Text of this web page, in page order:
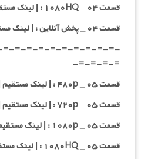
قسمت ۰۴ _ ۱۰۸۰HQ : | لینک مستقیم |
قسمت ۰۴ _ پخش آنلاین : | لینک مستقیم |
=-=-=-=-=-=-=-=-=-
=-=-=-=-
قسمت ۰۵ _ ۴۸۰p : | لینک مستقیم |
قسمت ۰۵ _ ۷۲۰p : | لینک مستقیم |
قسمت ۰۵ _ ۱۰۸۰p : | لینک مستقیم |
قسمت ۰۵ _ ۱۰۸۰HQ : | لینک مستقیم |